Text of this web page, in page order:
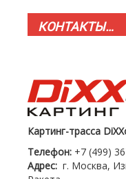
КОНТАКТЫ…
Картинг-трасса
Телефон: +7 (499)
Адрес: г. Москва,